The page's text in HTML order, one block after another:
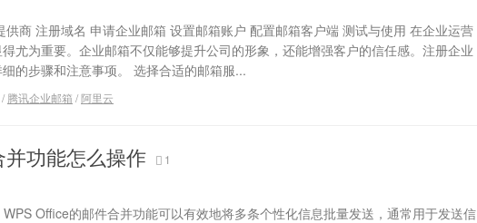
商 注册域名 申请企业邮箱 设置邮箱账户 配置邮箱客户端 测试与使用 在企业运营
尤为重要。企业邮箱不仅能够提升公司的形象，还能增强客户的信任感。注册企业
的步骤和注意事项。 选择合适的邮箱服...
/ 腾讯企业邮箱 /阿里云
功能怎么操作
1
WPS Office的邮件合并功能可以有效地将多条个性化信息批量发送，通常用于发送信